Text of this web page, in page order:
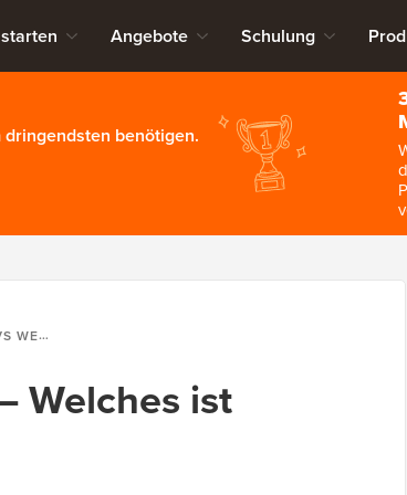
Angebote Schulung
benötigen.
(VERGLEICH)
Welches ist